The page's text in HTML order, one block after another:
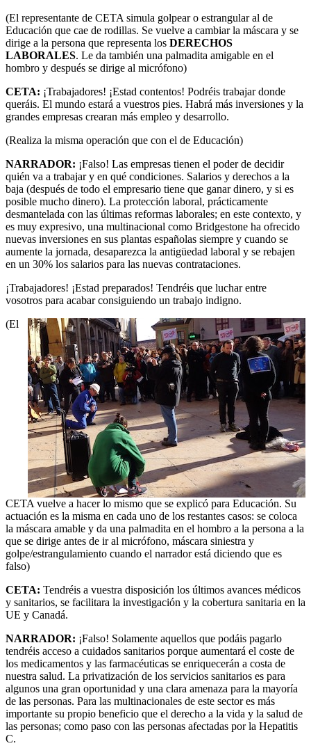
(El representante de CETA simula golpear o estrangular al de
Educación que cae de rodillas. Se vuelve a cambiar la máscara y se
dirige a la persona que representa los DERECHOS
LABORALES. Le da también una palmadita amigable en el
hombro y después se dirige al micrófono)
CETA: ¡Trabajadores! ¡Estad contentos! Podréis trabajar donde
queráis. El mundo estará a vuestros pies. Habrá más inversiones y la
grandes empresas crearan más empleo y desarrollo.
(Realiza la misma operación que con el de Educación)
NARRADOR: ¡Falso! Las empresas tienen el poder de decidir
quién va a trabajar y en qué condiciones. Salarios y derechos a la
baja (después de todo el empresario tiene que ganar dinero, y si es
posible mucho dinero). La protección laboral, prácticamente
desmantelada con las últimas reformas laborales; en este contexto, y
es muy expresivo, una multinacional como Bridgestone ha ofrecido
nuevas inversiones en sus plantas españolas siempre y cuando se
aumente la jornada, desaparezca la antigüedad laboral y se rebajen
en un 30% los salarios para las nuevas contrataciones.
¡Trabajadores! ¡Estad preparados! Tendréis que luchar entre
vosotros para acabar consiguiendo un trabajo indigno.
(El
CETA vuelve a hacer lo mismo que se explicó para Educación. Su
actuación es la misma en cada uno de los restantes casos: se coloca
la máscara amable y da una palmadita en el hombro a la persona a la
que se dirige antes de ir al micrófono, máscara siniestra y
golpe/estrangulamiento cuando el narrador está diciendo que es
falso)
CETA: Tendréis a vuestra disposición los últimos avances médicos
y sanitarios, se facilitara la investigación y la cobertura sanitaria en la
UE y Canadá.
NARRADOR: ¡Falso! Solamente aquellos que podáis pagarlo
tendréis acceso a cuidados sanitarios porque aumentará el coste de
los medicamentos y las farmacéuticas se enriquecerán a costa de
nuestra salud. La privatización de los servicios sanitarios es para
algunos una gran oportunidad y una clara amenaza para la mayoría
de las personas. Para las multinacionales de este sector es más
importante su propio beneficio que el derecho a la vida y la salud de
las personas; como paso con las personas afectadas por la Hepatitis
C.